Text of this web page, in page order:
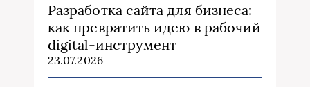
Разработка сайта для бизнеса:
как превратить идею в рабочий
digital-инструмент
23.07.2026